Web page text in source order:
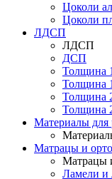
Цоколи
Цоколи
ЛДСП
ЛДСП
ДСП
Толщина
Толщина
Толщина
Толщина
Материалы для
Матрацы и
Матрацы
Ламели и